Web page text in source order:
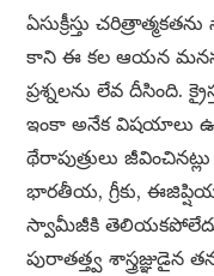
ఏసుక్రీస్తు
కాని ఈ కల ఆయన
ప్రశ్నలను లేవ దీసింది.
ఇంకా అనేక విషయాలు
థేరాపుత్రులు
భారతీయ, గ్రీకు,
స్వామీజీకి
పురాతత్త్వ శాస్త్రజ్ఞుడైన